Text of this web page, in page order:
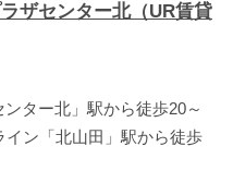
ザセンター北（UR賃貸
ター北」駅から徒歩20～
ン「北山田」駅から徒歩